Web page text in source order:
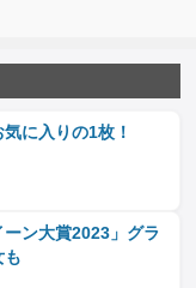
に入りの1枚！
ーン大賞2023」グラ
も